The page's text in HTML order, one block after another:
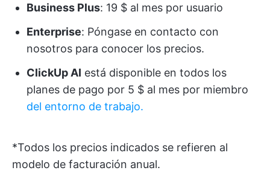
Business Plus: 19 $ al mes por usuario
Enterprise: Póngase en contacto con
nosotros para conocer los precios.
ClickUp AI está disponible en todos los
planes de pago por 5 $ al mes por miembro
del entorno de trabajo.
*Todos los precios indicados se refieren al
modelo de facturación anual.